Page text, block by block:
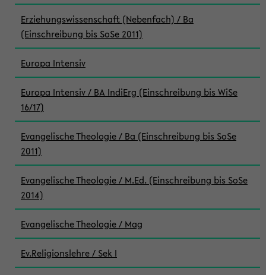
Erziehungswissenschaft (Nebenfach) / Ba
(Einschreibung bis SoSe 2011)
Europa Intensiv
Europa Intensiv / BA IndiErg (Einschreibung bis WiSe
16/17)
Evangelische Theologie / Ba (Einschreibung bis SoSe
2011)
Evangelische Theologie / M.Ed. (Einschreibung bis SoSe
2014)
Evangelische Theologie / Mag
Ev.Religionslehre / Sek I